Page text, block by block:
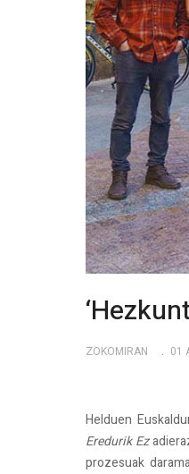
ZOKOMIRAN 01
Helduen
Eredurik Ez
prozesuak